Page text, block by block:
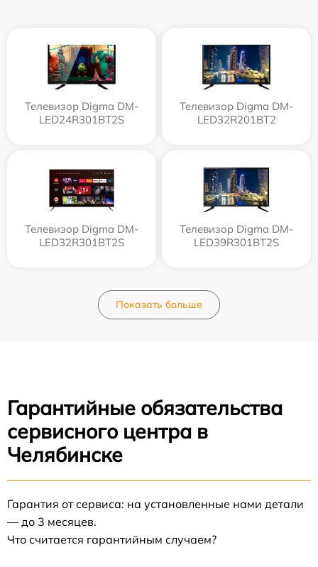
Телевизор Digma DM-
LED24R301BT2S
Телевизор Digma DM-
LED32R201BT2
Телевизор Digma DM-
LED32R301BT2S
Телевизор Digma DM-
LED39R301BT2S
Показать больше
Гарантийные обязательства
сервисного центра в
Челябинске
Гарантия от сервиса: на установленные нами детали
— до 3 месяцев.
Что считается гарантийным случаем?